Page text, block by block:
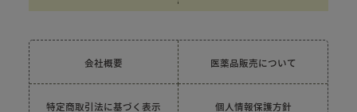
会社概要 医薬品販売について
特定商取引法に基づく表示 個人情報保護方針